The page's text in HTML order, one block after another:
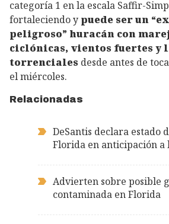
categoría 1 en la escala Saffir-
fortaleciendo y puede ser un
peligroso” huracán con
ciclónicas, vientos fuertes y
torrenciales desde antes de
el miércoles.
Relacionadas
DeSantis declara estado
Florida en anticipación a
Advierten sobre posible
contaminada en Florida